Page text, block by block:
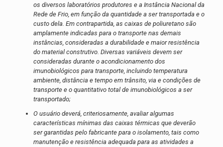
os diversos laboratórios produtores e a Instância Nacional da
Rede de Frio, em função da quantidade a ser transportada e o
custo dela. Em contrapartida, as caixas de poliuretano são
amplamente indicadas para o transporte nas demais
instâncias, consideradas a durabilidade e maior resistência
do material construtivo. Diversas variáveis devem ser
consideradas durante o acondicionamento dos
imunobiológicos para transporte, incluindo temperatura
ambiente, distância e tempo em trânsito, via e condições de
transporte e o quantitativo total de imunobiológicos a ser
transportado;
O usuário deverá, criteriosamente, avaliar algumas
características mínimas das caixas térmicas que deverão
ser garantidas pelo fabricante para o isolamento, tais como
manutenção e resistência adequada para as atividades a